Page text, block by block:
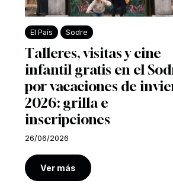
El País Sodre
Talleres, visitas y cine
infantil gratis en el
por vacaciones de
2026: grilla e
inscripciones
26/06/2026
Ver más